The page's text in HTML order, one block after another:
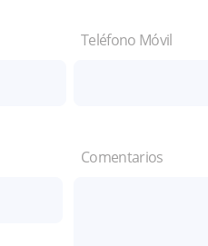
Teléfono Móvil
Comentarios